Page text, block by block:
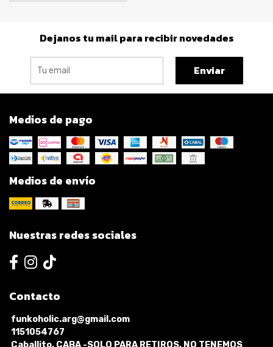
Dejanos tu mail para recibir novedades
Enviar
Medios de pago
Medios de envío
Nuestras redes sociales
Contacto
funkoholic.arg@gmail.com
1151054767
Caballito, CABA -SOLO PARA RETIROS, NO TENEMOS